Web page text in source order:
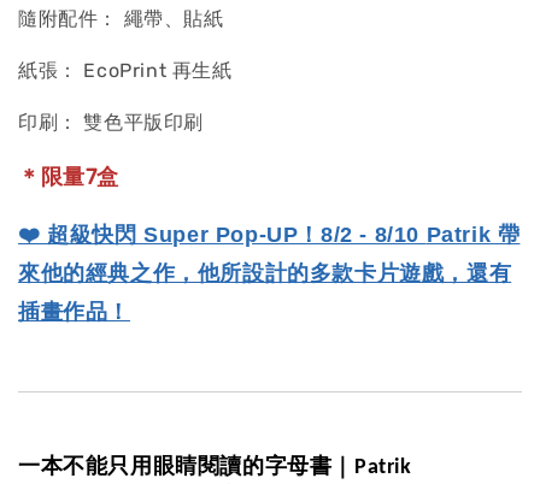
隨附配件： 繩帶、貼紙
紙張： EcoPrint 再生紙
印刷： 雙色平版印刷
＊限量7盒
❤️ 超級快閃 Super Pop-UP！8/2 - 8/10 Patrik 帶
來他的經典之作，他所設計的多款卡片遊戲，還有
插畫作品！
一本不能只用眼睛閱讀的字母書｜Patrik